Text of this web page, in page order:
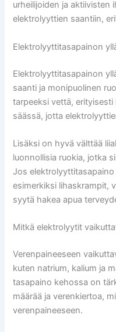
urheilijoiden ja aktiivisten
elektrolyyttien saantiin,
Elektrolyyttitasapainon
Elektrolyyttitasapainon
saanti ja monipuolinen
tarpeeksi vettä, erityisesti
säässä, jotta
Lisäksi on hyvä välttää
luonnollisia ruokia, jotka
Jos
esimerkiksi lihaskrampit,
syytä hakea apua
Mitkä elektrolyytit
Verenpaineeseen
kuten natrium, kalium ja
tasapaino kehossa on
määrää ja verenkiertoa,
verenpaineeseen.